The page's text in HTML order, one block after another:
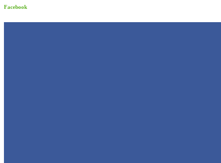
Facebook